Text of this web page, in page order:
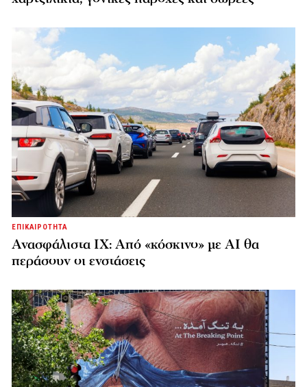
ΕΠΙΚΑΙΡΟΤΗΤΑ
Ανασφάλιστα ΙΧ: Από «κόσκινο» με AI θα
περάσουν οι ενστάσεις